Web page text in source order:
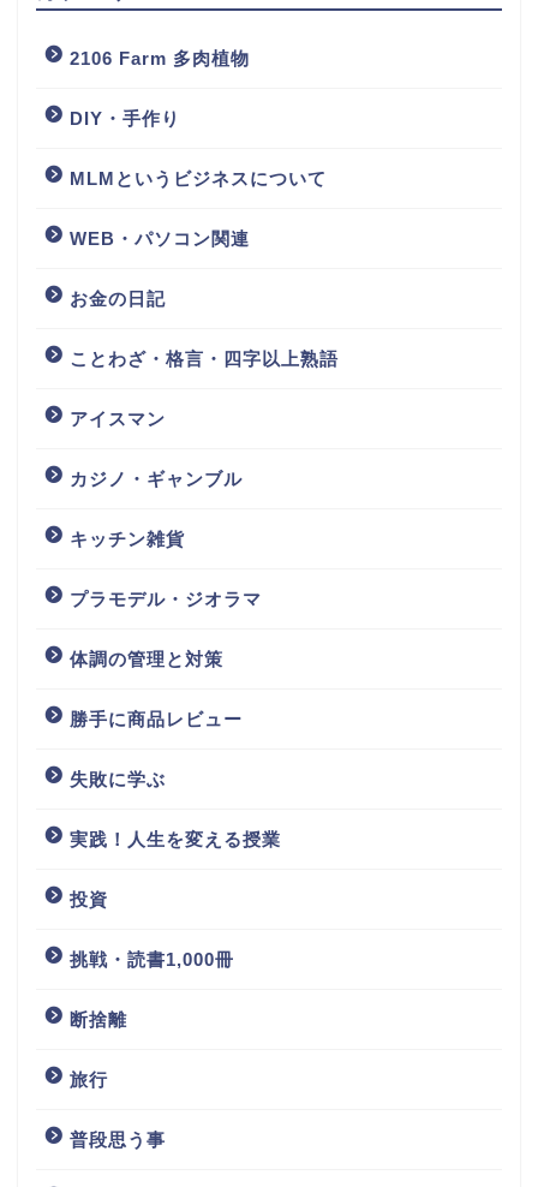
2106 Farm 多肉植物
DIY・手作り
MLMというビジネスについて
WEB・パソコン関連
お金の日記
ことわざ・格言・四字以上熟語
アイスマン
カジノ・ギャンブル
キッチン雑貨
プラモデル・ジオラマ
体調の管理と対策
勝手に商品レビュー
失敗に学ぶ
実践！人生を変える授業
投資
挑戦・読書1,000冊
断捨離
旅行
普段思う事